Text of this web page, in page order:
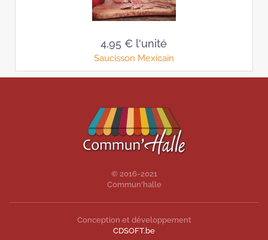
4,95 € l'unité
Saucisson Mexicain
© 2016-2021
Commun'halle
Conception et développement
CDSOFT.be